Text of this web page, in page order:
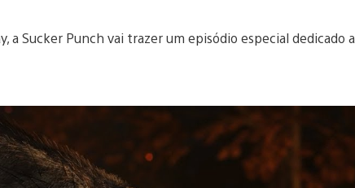
a Sucker Punch vai trazer um episódio especial dedicado a